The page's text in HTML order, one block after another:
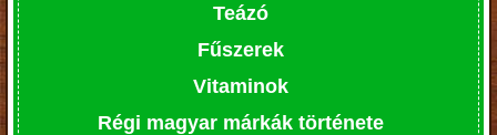
Teázó
Fűszerek
Vitaminok
Régi magyar márkák története